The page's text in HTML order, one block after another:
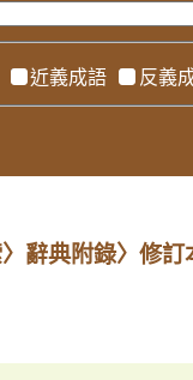
近義成語 反義
辭典附錄〉修訂